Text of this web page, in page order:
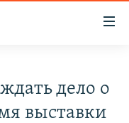
дело о
выставки